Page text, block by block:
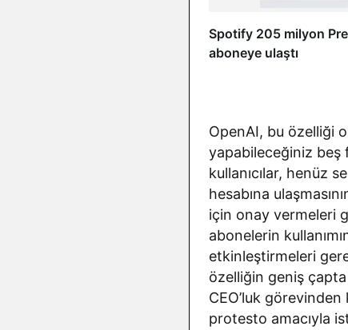
Spotify 205 milyon
aboneye ulaştı
OpenAI, bu özelliği
yapabileceğiniz beş
kullanıcılar, henüz
hesabına
için onay vermeleri
abonelerin
etkinleştirmeleri
özelliğin geniş çapta
CEO’luk
protesto amacıyla